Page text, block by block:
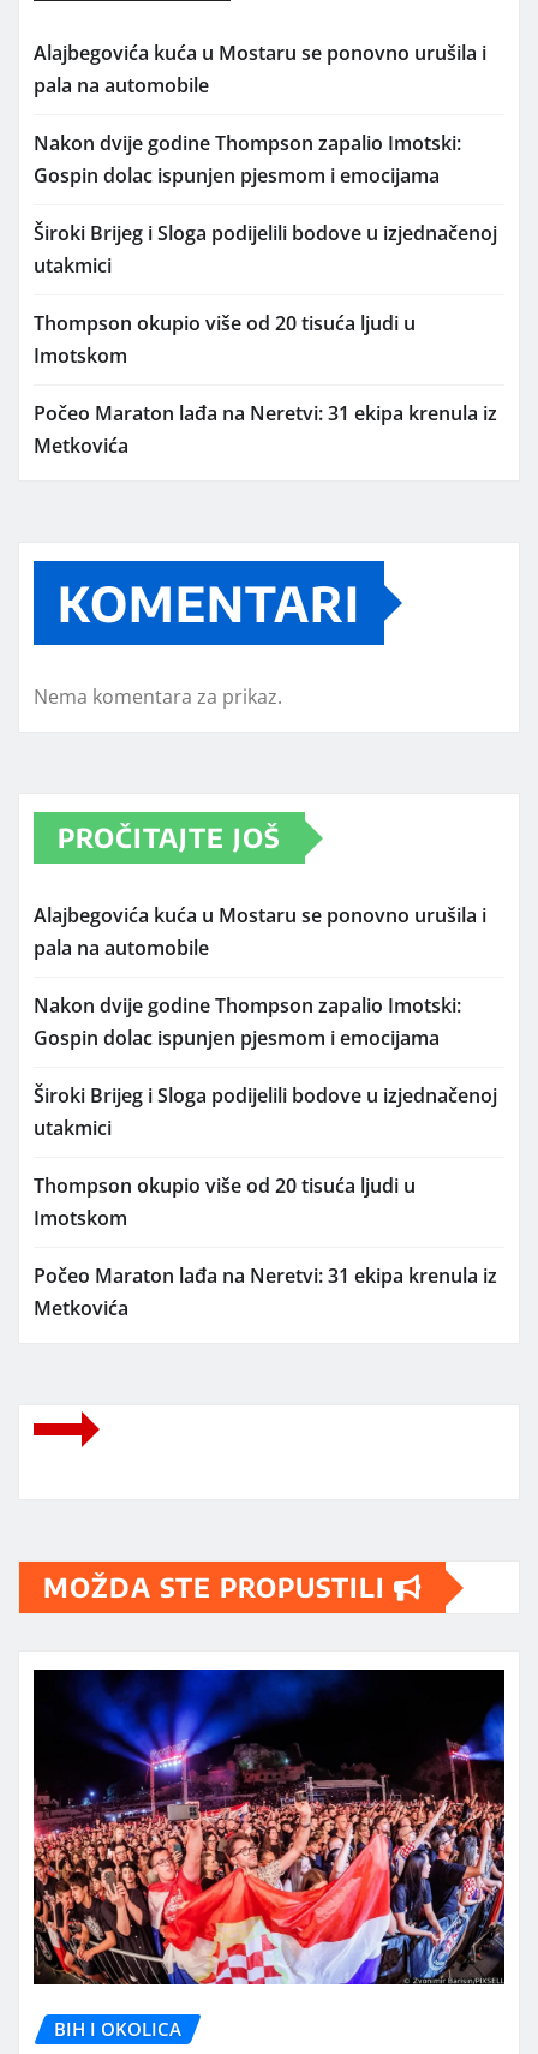
Alajbegovića kuća u Mostaru se ponovno urušila i
pala na automobile
Nakon dvije godine Thompson zapalio Imotski:
Gospin dolac ispunjen pjesmom i emocijama
Široki Brijeg i Sloga podijelili bodove u izjednačenoj
utakmici
Thompson okupio više od 20 tisuća ljudi u
Imotskom
Počeo Maraton lađa na Neretvi: 31 ekipa krenula iz
Metkovića
KOMENTARI
Nema komentara za prikaz.
PROČITAJTE JOŠ
Alajbegovića kuća u Mostaru se ponovno urušila i
pala na automobile
Nakon dvije godine Thompson zapalio Imotski:
Gospin dolac ispunjen pjesmom i emocijama
Široki Brijeg i Sloga podijelili bodove u izjednačenoj
utakmici
Thompson okupio više od 20 tisuća ljudi u
Imotskom
Počeo Maraton lađa na Neretvi: 31 ekipa krenula iz
Metkovića
MOŽDA STE PROPUSTILI
BIH I OKOLICA